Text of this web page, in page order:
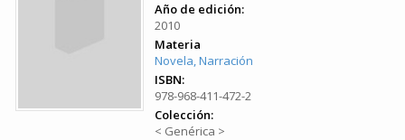
Año de edición:
2010
Materia
Novela, Narración
ISBN:
978-968-411-472-2
Colección:
< Genérica >